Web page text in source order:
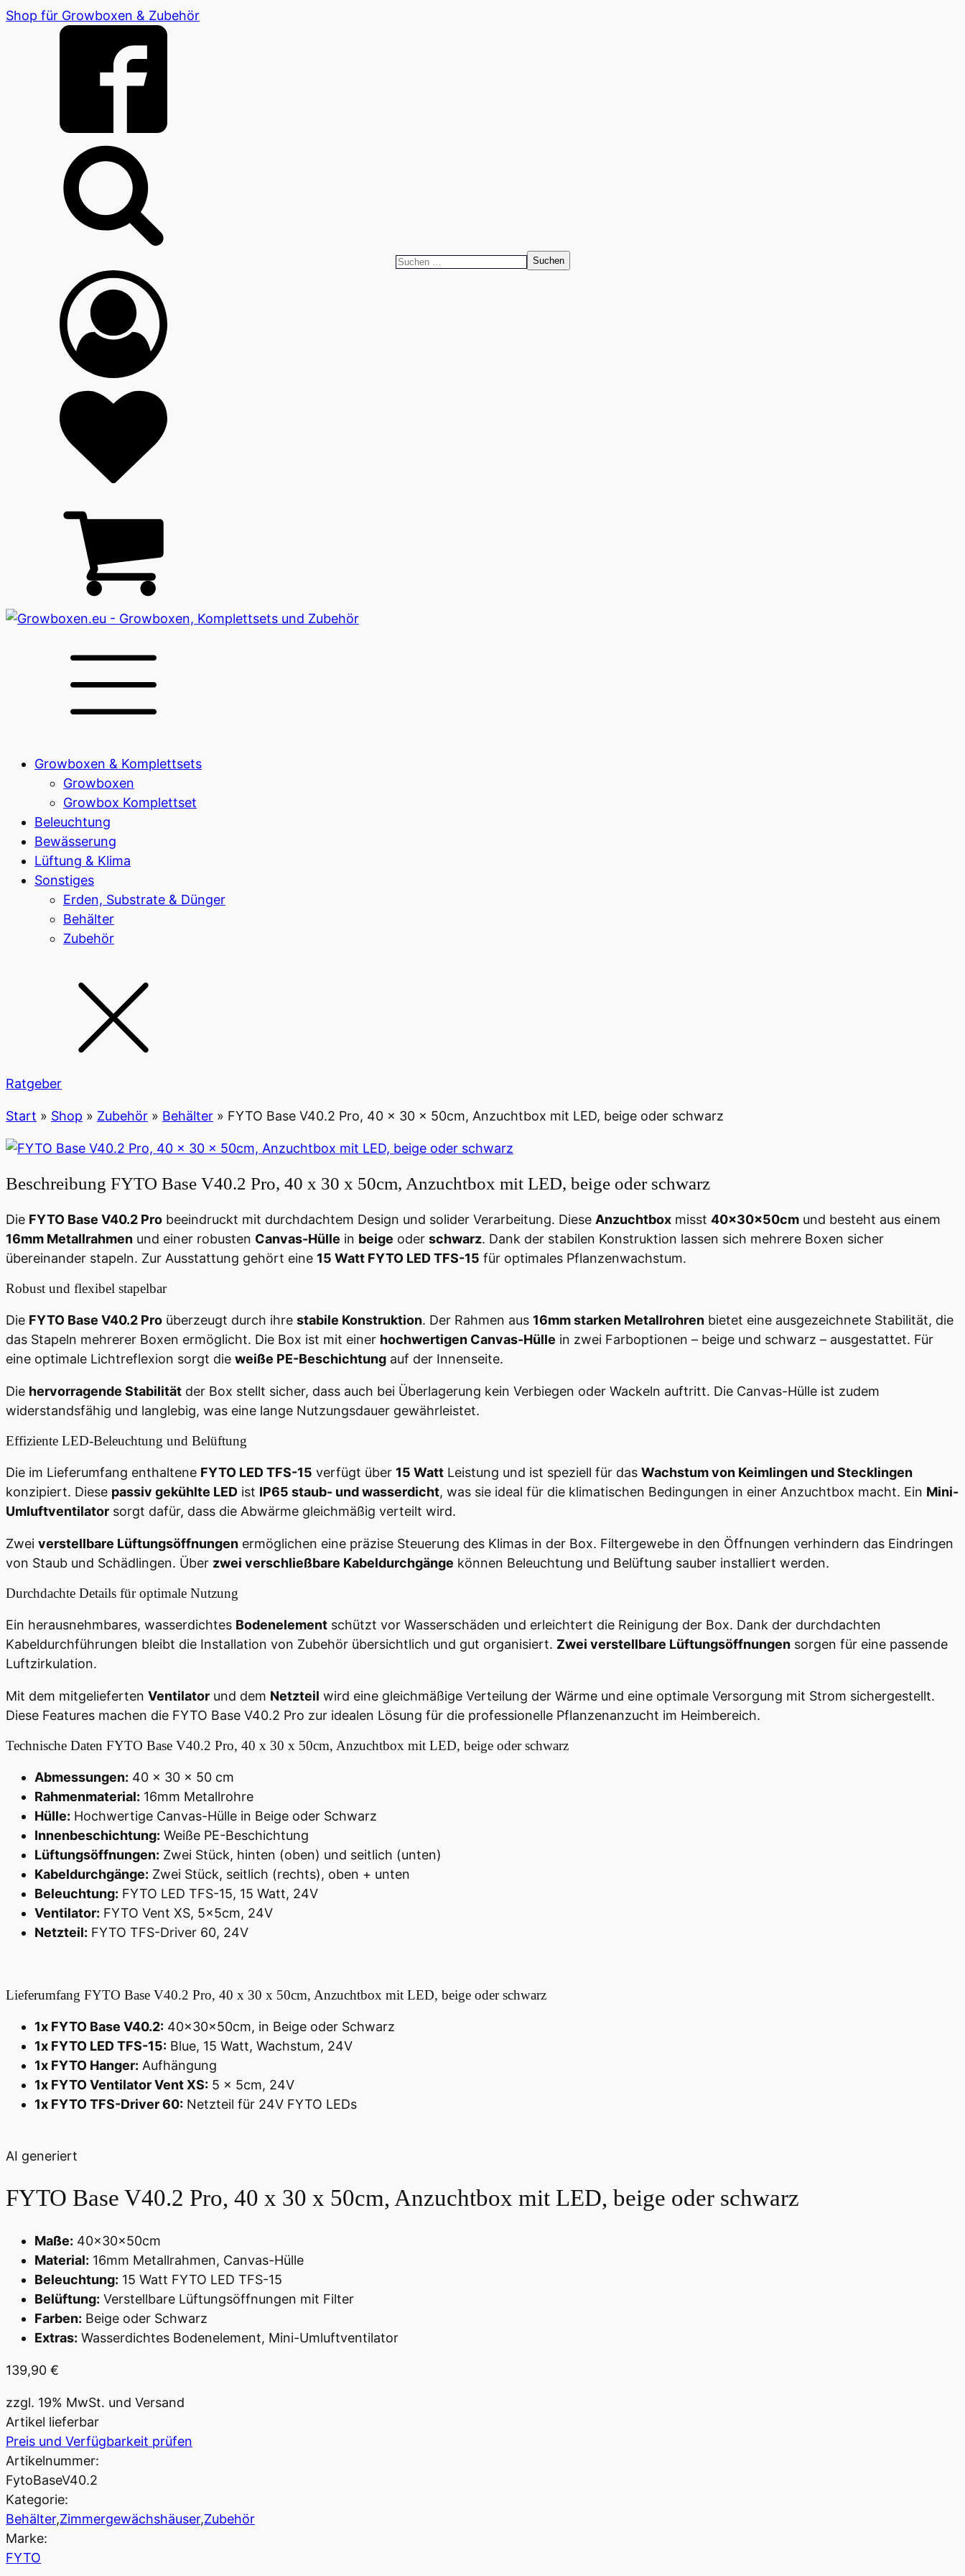
Shop für Growboxen & Zubehör
Suchen
Growboxen & Komplettsets
Growboxen
Growbox Komplettset
Beleuchtung
Bewässerung
Lüftung & Klima
Sonstiges
Erden, Substrate & Dünger
Behälter
Zubehör
Ratgeber
Start » Shop » Zubehör » Behälter » FYTO Base V40.2 Pro, 40 x 30 x 50cm, Anzuchtbox mit LED, beige oder schwarz
Beschreibung FYTO Base V40.2 Pro, 40 x 30 x 50cm, Anzuchtbox mit LED, beige oder schwarz
Die FYTO Base V40.2 Pro beeindruckt mit durchdachtem Design und solider Verarbeitung. Diese Anzuchtbox misst 40x30x50cm und besteht aus einem
16mm Metallrahmen und einer robusten Canvas-Hülle in beige oder schwarz. Dank der stabilen Konstruktion lassen sich mehrere Boxen sicher
übereinander stapeln. Zur Ausstattung gehört eine 15 Watt FYTO LED TFS-15 für optimales Pflanzenwachstum.
Robust und flexibel stapelbar
Die FYTO Base V40.2 Pro überzeugt durch ihre stabile Konstruktion. Der Rahmen aus 16mm starken Metallrohren bietet eine ausgezeichnete Stabilität, die
das Stapeln mehrerer Boxen ermöglicht. Die Box ist mit einer hochwertigen Canvas-Hülle in zwei Farboptionen – beige und schwarz – ausgestattet. Für
eine optimale Lichtreflexion sorgt die weiße PE-Beschichtung auf der Innenseite.
Die hervorragende Stabilität der Box stellt sicher, dass auch bei Überlagerung kein Verbiegen oder Wackeln auftritt. Die Canvas-Hülle ist zudem
widerstandsfähig und langlebig, was eine lange Nutzungsdauer gewährleistet.
Effiziente LED-Beleuchtung und Belüftung
Die im Lieferumfang enthaltene FYTO LED TFS-15 verfügt über 15 Watt Leistung und ist speziell für das Wachstum von Keimlingen und Stecklingen
konzipiert. Diese passiv gekühlte LED ist IP65 staub- und wasserdicht, was sie ideal für die klimatischen Bedingungen in einer Anzuchtbox macht. Ein Mini-
Umluftventilator sorgt dafür, dass die Abwärme gleichmäßig verteilt wird.
Zwei verstellbare Lüftungsöffnungen ermöglichen eine präzise Steuerung des Klimas in der Box. Filtergewebe in den Öffnungen verhindern das Eindringen
von Staub und Schädlingen. Über zwei verschließbare Kabeldurchgänge können Beleuchtung und Belüftung sauber installiert werden.
Durchdachte Details für optimale Nutzung
Ein herausnehmbares, wasserdichtes Bodenelement schützt vor Wasserschäden und erleichtert die Reinigung der Box. Dank der durchdachten
Kabeldurchführungen bleibt die Installation von Zubehör übersichtlich und gut organisiert. Zwei verstellbare Lüftungsöffnungen sorgen für eine passende
Luftzirkulation.
Mit dem mitgelieferten Ventilator und dem Netzteil wird eine gleichmäßige Verteilung der Wärme und eine optimale Versorgung mit Strom sichergestellt.
Diese Features machen die FYTO Base V40.2 Pro zur idealen Lösung für die professionelle Pflanzenanzucht im Heimbereich.
Technische Daten FYTO Base V40.2 Pro, 40 x 30 x 50cm, Anzuchtbox mit LED, beige oder schwarz
Abmessungen: 40 x 30 x 50 cm
Rahmenmaterial: 16mm Metallrohre
Hülle: Hochwertige Canvas-Hülle in Beige oder Schwarz
Innenbeschichtung: Weiße PE-Beschichtung
Lüftungsöffnungen: Zwei Stück, hinten (oben) und seitlich (unten)
Kabeldurchgänge: Zwei Stück, seitlich (rechts), oben + unten
Beleuchtung: FYTO LED TFS-15, 15 Watt, 24V
Ventilator: FYTO Vent XS, 5x5cm, 24V
Netzteil: FYTO TFS-Driver 60, 24V
Lieferumfang FYTO Base V40.2 Pro, 40 x 30 x 50cm, Anzuchtbox mit LED, beige oder schwarz
1x FYTO Base V40.2: 40x30x50cm, in Beige oder Schwarz
1x FYTO LED TFS-15: Blue, 15 Watt, Wachstum, 24V
1x FYTO Hanger: Aufhängung
1x FYTO Ventilator Vent XS: 5 x 5cm, 24V
1x FYTO TFS-Driver 60: Netzteil für 24V FYTO LEDs
AI generiert
FYTO Base V40.2 Pro, 40 x 30 x 50cm, Anzuchtbox mit LED, beige oder schwarz
Maße: 40x30x50cm
Material: 16mm Metallrahmen, Canvas-Hülle
Beleuchtung: 15 Watt FYTO LED TFS-15
Belüftung: Verstellbare Lüftungsöffnungen mit Filter
Farben: Beige oder Schwarz
Extras: Wasserdichtes Bodenelement, Mini-Umluftventilator
139,90 €
zzgl. 19% MwSt. und Versand
Artikel lieferbar
Preis und Verfügbarkeit prüfen
Artikelnummer:
FytoBaseV40.2
Kategorie:
Behälter,Zimmergewächshäuser,Zubehör
Marke:
FYTO